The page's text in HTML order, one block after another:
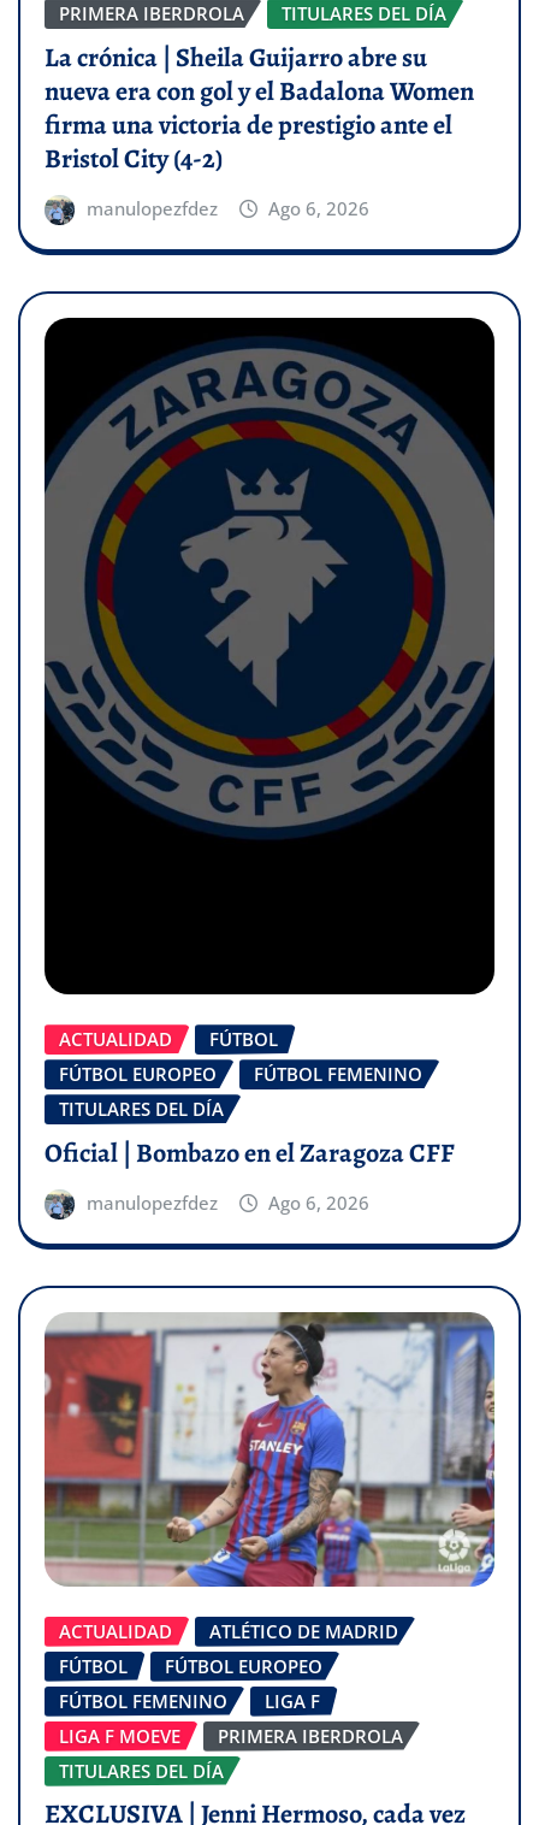
PRIMERA IBERDROLA
TITULARES DEL DÍA
La crónica | Sheila Guijarro abre su
nueva era con gol y el Badalona Women
firma una victoria de prestigio ante el
Bristol City (4-2)
manulopezfdez Ago 6, 2026
ACTUALIDAD
FÚTBOL
FÚTBOL EUROPEO
FÚTBOL FEMENINO
TITULARES DEL DÍA
Oficial | Bombazo en el Zaragoza CFF
manulopezfdez Ago 6, 2026
ACTUALIDAD
ATLÉTICO DE MADRID
FÚTBOL
FÚTBOL EUROPEO
FÚTBOL FEMENINO
LIGA F
LIGA F MOEVE
PRIMERA IBERDROLA
TITULARES DEL DÍA
EXCLUSIVA | Jenni Hermoso, cada vez